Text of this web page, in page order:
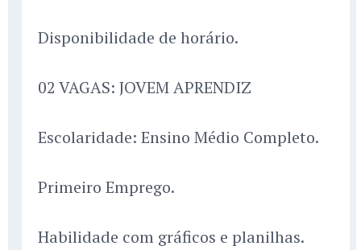
Disponibilidade de horário.
02 VAGAS: JOVEM APRENDIZ
Escolaridade: Ensino Médio Completo.
Primeiro Emprego.
Habilidade com gráficos e planilhas.